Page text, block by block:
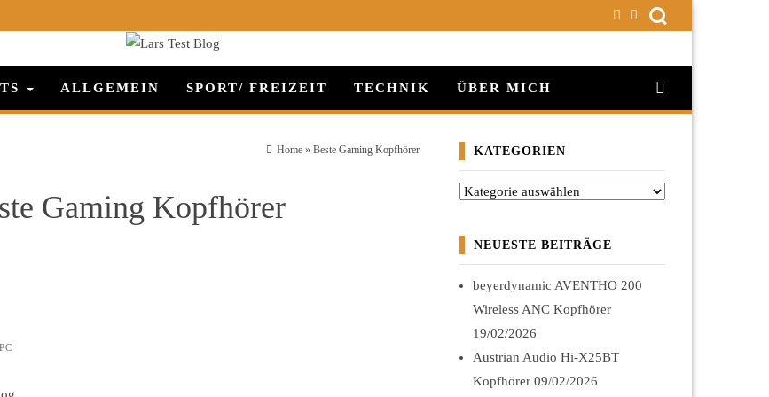
ALLGEMEIN SPORT/ FREIZEIT TECHNIK ÜBER MICH
Home» Beste Gaming Kopfhörer
Gaming Kopfhörer
PC
KATEGORIEN
Kategorien
NEUESTE BEITRÄGE
beyerdynamic AVENTHO 200
Wireless ANC Kopfhörer
19/02/2026
Austrian Audio Hi-X25BT
Kopfhörer 09/02/2026